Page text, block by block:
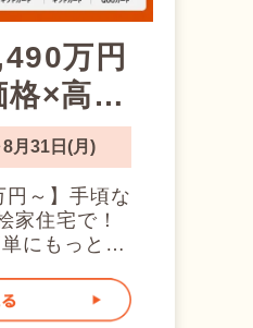
み
こえてきま
にありま
、隙間が少
らすことで、
熱を逃さな
パ
基本的に機
すし、 昔
されており
万円
格×高性
住...
月31日(月)
家住宅で！
にもっとス
び方。だか
手頃な価格